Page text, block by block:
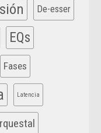
De-esser
EQs
Fases
Latencia